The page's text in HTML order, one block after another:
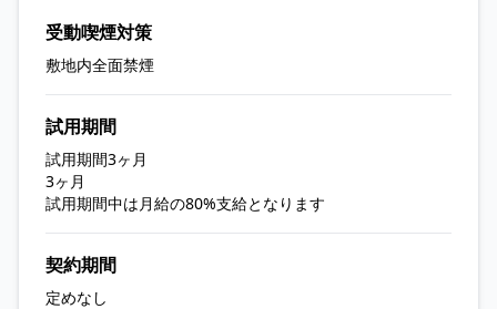
受動喫煙対策
敷地内全面禁煙
試用期間
試用期間3ヶ月
3ヶ月
試用期間中は月給の80%支給となります
契約期間
定めなし